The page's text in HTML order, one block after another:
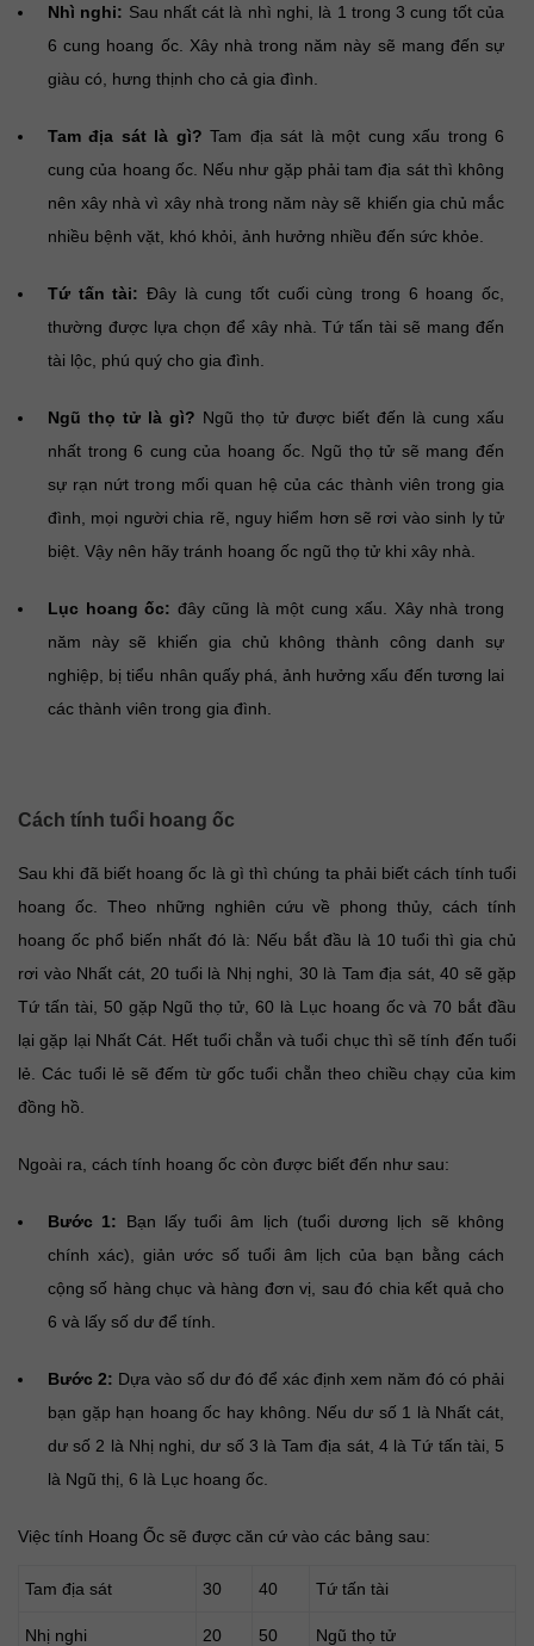
Nhì nghi: Sau nhất cát là nhì nghi, là 1 trong 3 cung tốt của
6 cung hoang ốc. Xây nhà trong năm này sẽ mang đến sự
giàu có, hưng thịnh cho cả gia đình.
Tam địa sát là gì? Tam địa sát là một cung xấu trong 6
cung của hoang ốc. Nếu như gặp phải tam địa sát thì không
nên xây nhà vì xây nhà trong năm này sẽ khiến gia chủ mắc
nhiều bệnh vặt, khó khỏi, ảnh hưởng nhiều đến sức khỏe.
Tứ tấn tài: Đây là cung tốt cuối cùng trong 6 hoang ốc,
thường được lựa chọn để xây nhà. Tứ tấn tài sẽ mang đến
tài lộc, phú quý cho gia đình.
Ngũ thọ tử là gì? Ngũ thọ tử được biết đến là cung xấu
nhất trong 6 cung của hoang ốc. Ngũ thọ tử sẽ mang đến
sự rạn nứt trong mối quan hệ của các thành viên trong gia
đình, mọi người chia rẽ, nguy hiểm hơn sẽ rơi vào sinh ly tử
biệt. Vậy nên hãy tránh hoang ốc ngũ thọ tử khi xây nhà.
Lục hoang ốc: đây cũng là một cung xấu. Xây nhà trong
năm này sẽ khiến gia chủ không thành công danh sự
nghiệp, bị tiểu nhân quấy phá, ảnh hưởng xấu đến tương lai
các thành viên trong gia đình.
Cách tính tuổi hoang ốc
Sau khi đã biết hoang ốc là gì thì chúng ta phải biết cách tính tuổi
hoang ốc. Theo những nghiên cứu về phong thủy, cách tính
hoang ốc phổ biến nhất đó là: Nếu bắt đầu là 10 tuổi thì gia chủ
rơi vào Nhất cát, 20 tuổi là Nhị nghi, 30 là Tam địa sát, 40 sẽ gặp
Tứ tấn tài, 50 gặp Ngũ thọ tử, 60 là Lục hoang ốc và 70 bắt đầu
lại gặp lại Nhất Cát. Hết tuổi chẵn và tuổi chục thì sẽ tính đến tuổi
lẻ. Các tuổi lẻ sẽ đếm từ gốc tuổi chẵn theo chiều chạy của kim
đồng hồ.
Ngoài ra, cách tính hoang ốc còn được biết đến như sau:
Bước 1: Bạn lấy tuổi âm lịch (tuổi dương lịch sẽ không
chính xác), giản ước số tuổi âm lịch của bạn bằng cách
cộng số hàng chục và hàng đơn vị, sau đó chia kết quả cho
6 và lấy số dư để tính.
Bước 2: Dựa vào số dư đó để xác định xem năm đó có phải
bạn gặp hạn hoang ốc hay không. Nếu dư số 1 là Nhất cát,
dư số 2 là Nhị nghi, dư số 3 là Tam địa sát, 4 là Tứ tấn tài, 5
là Ngũ thị, 6 là Lục hoang ốc.
Việc tính Hoang Ốc sẽ được căn cứ vào các bảng sau:
Tam địa sát 30 40 Tứ tấn tài
Nhị nghi 20 50 Ngũ thọ tử